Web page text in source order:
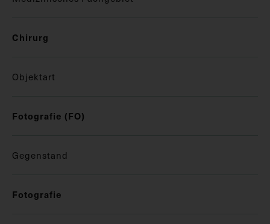
Chirurg
Objektart
Fotografie (FO)
Gegenstand
Fotografie